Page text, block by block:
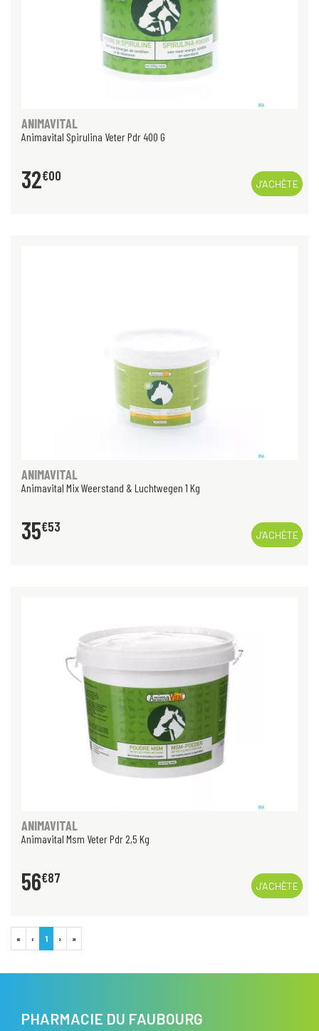
ANIMAVITAL
Animavital Spirulina Veter Pdr 400 G
32€00
J’ACHÈTE
ANIMAVITAL
Animavital Mix Weerstand & Luchtwegen 1 Kg
35€53
J’ACHÈTE
ANIMAVITAL
Animavital Msm Veter Pdr 2,5 Kg
56€87
J’ACHÈTE
« ‹ 1 › »
PHARMACIE DU FAUBOURG